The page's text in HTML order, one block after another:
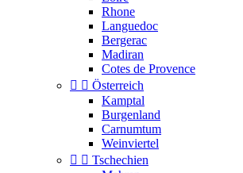
Rhone
Languedoc
Bergerac
Madiran
Cotes de Provence
  Österreich
Kamptal
Burgenland
Carnumtum
Weinviertel
  Tschechien